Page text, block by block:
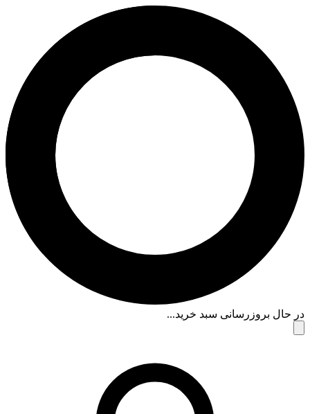
در حال بروزرسانی سبد خرید...